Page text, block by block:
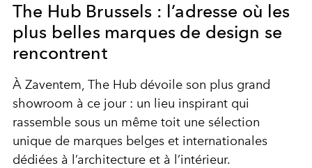
The Hub Brussels : l’adresse où les
plus belles marques de design se
rencontrent
À Zaventem, The Hub dévoile son plus grand
showroom à ce jour : un lieu inspirant qui
rassemble sous un même toit une sélection
unique de marques belges et internationales
dédiées à l’architecture et à l’intérieur.